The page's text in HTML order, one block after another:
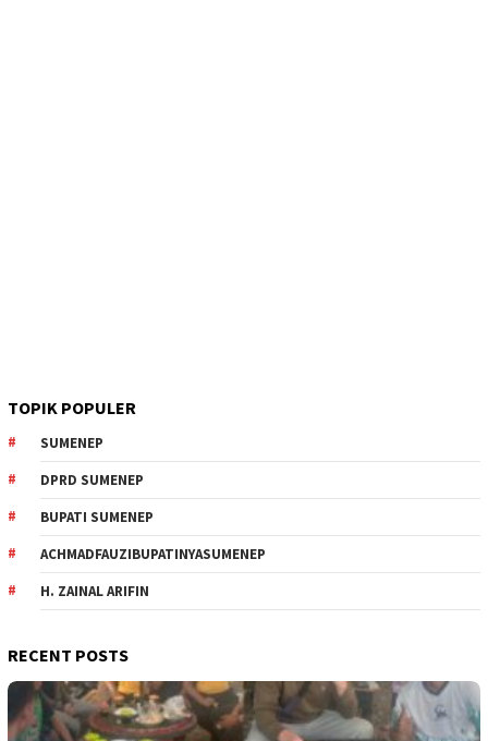
TOPIK POPULER
SUMENEP
DPRD SUMENEP
BUPATI SUMENEP
ACHMADFAUZIBUPATINYASUMENEP
H. ZAINAL ARIFIN
RECENT POSTS